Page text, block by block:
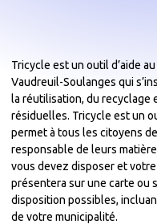
Tricycle est un outil d’aide
Vaudreuil-Soulanges qui
la réutilisation, du recyclage
résiduelles. Tricycle est un
permet à tous les citoyens
responsable de leurs
vous devez disposer et
présentera sur une carte ou
disposition possibles,
de votre municipalité.